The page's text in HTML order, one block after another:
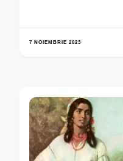
7 NOIEMBRIE 2023